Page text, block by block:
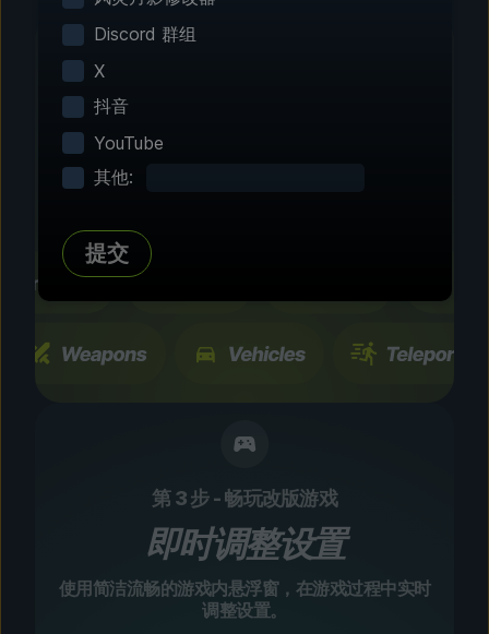
第 3 步 - 畅玩改版游戏
即时调整设置
使用简洁流畅的游戏内悬浮窗，在游戏过程中实时
调整设置。
Discord 群组
X
抖音
YouTube
其他:
提交